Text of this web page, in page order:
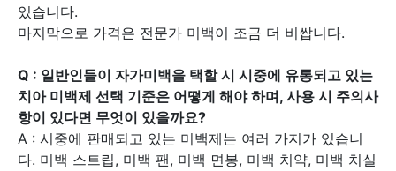
있습니다.
마지막으로 가격은 전문가 미백이 조금 더 비쌉니다.
Q : 일반인들이 자가미백을 택할 시 시중에 유통되고 있는
치아 미백제 선택 기준은 어떻게 해야 하며, 사용 시 주의사
항이 있다면 무엇이 있을까요?
A : 시중에 판매되고 있는 미백제는 여러 가지가 있습니
다. 미백 스트립, 미백 팬, 미백 면봉, 미백 치약, 미백 치실